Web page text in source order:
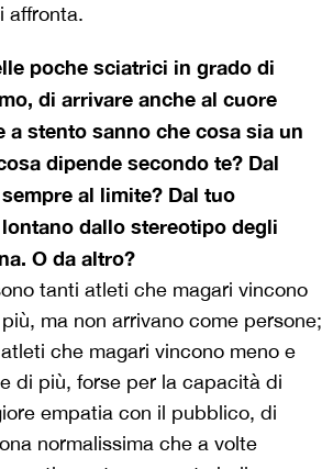
affronta.
poche sciatrici in grado di
di arrivare anche al cuore
a stento sanno che cosa sia un
dipende secondo te? Dal
al limite? Dal tuo
dallo stereotipo degli
O da altro?
tanti atleti che magari vincono
ma non arrivano come persone;
che magari vincono meno e
di più, forse per la capacità di
empatia con il pubblico, di
normalissima che a volte